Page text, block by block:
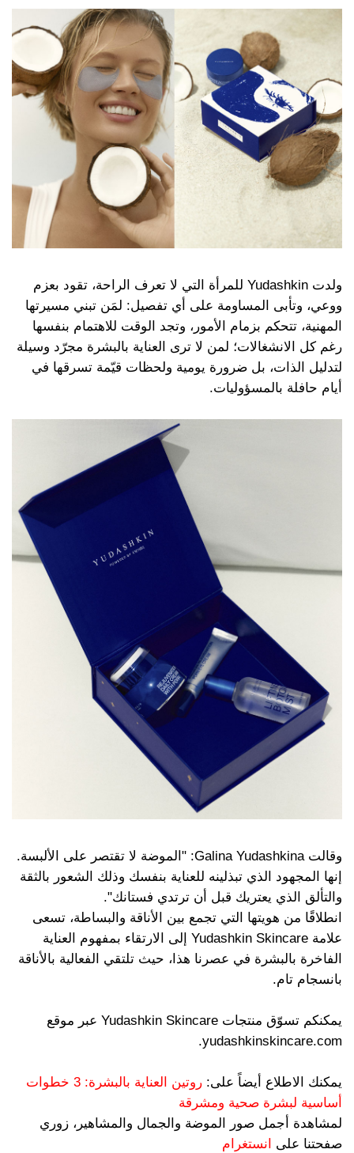
ولدت Yudashkin للمرأة التي لا تعرف الراحة، تقود بعزم
ووعي، وتأبى المساومة على أي تفصيل: لمَن تبني مسيرتها
المهنية، تتحكم بزمام الأمور، وتجد الوقت للاهتمام بنفسها
رغم كل الانشغالات؛ لمن لا ترى العناية بالبشرة مجرّد وسيلة
لتدليل الذات، بل ضرورة يومية ولحظات قيّمة تسرقها في
أيام حافلة بالمسؤوليات.
وقالت Galina Yudashkina: "الموضة لا تقتصر على الألبسة.
إنها المجهود الذي تبذلينه للعناية بنفسك وذلك الشعور بالثقة
والتألق الذي يعتريك قبل أن ترتدي فستانك".
انطلاقًا من هويتها التي تجمع بين الأناقة والبساطة، تسعى
علامة Yudashkin Skincare إلى الارتقاء بمفهوم العناية
الفاخرة بالبشرة في عصرنا هذا، حيث تلتقي الفعالية بالأناقة
بانسجام تام.
يمكنكم تسوّق منتجات Yudashkin Skincare عبر موقع
yudashkinskincare.com.
يمكنك الاطلاع أيضاً على:
روتين العناية بالبشرة: 3 خطوات
أساسية لبشرة صحية ومشرقة
لمشاهدة أجمل صور الموضة والجمال والمشاهير، زوري
صفحتنا على انستغرام